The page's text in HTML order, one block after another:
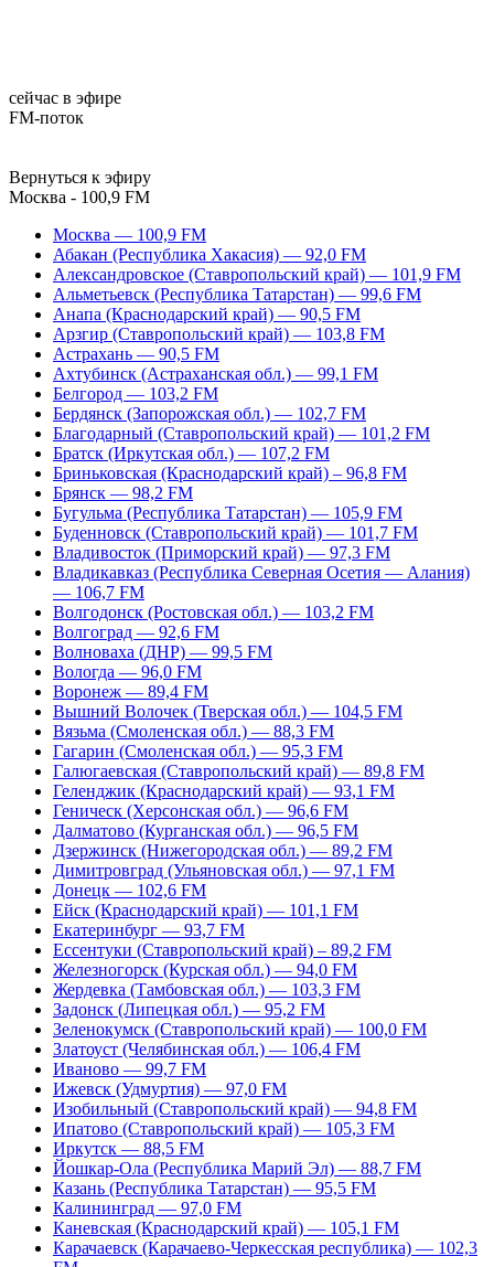
сейчас в эфире
FM-поток
Вернуться к эфиру
Москва - 100,9 FM
Москва — 100,9 FM
Абакан (Республика Хакасия) — 92,0 FM
Александровское (Ставропольский край) — 101,9 FM
Альметьевск (Республика Татарстан) — 99,6 FM
Анапа (Краснодарский край) — 90,5 FM
Арзгир (Ставропольский край) — 103,8 FM
Астрахань — 90,5 FM
Ахтубинск (Астраханская обл.) — 99,1 FM
Белгород — 103,2 FM
Бердянск (Запорожская обл.) — 102,7 FM
Благодарный (Ставропольский край) — 101,2 FM
Братск (Иркутская обл.) — 107,2 FM
Бриньковская (Краснодарский край) – 96,8 FM
Брянск — 98,2 FM
Бугульма (Республика Татарстан) — 105,9 FM
Буденновск (Ставропольский край) — 101,7 FM
Владивосток (Приморский край) — 97,3 FM
Владикавказ (Республика Северная Осетия — Алания)
— 106,7 FM
Волгодонск (Ростовская обл.) — 103,2 FM
Волгоград — 92,6 FM
Волноваха (ДНР) — 99,5 FM
Вологда — 96,0 FM
Воронеж — 89,4 FM
Вышний Волочек (Тверская обл.) — 104,5 FM
Вязьма (Смоленская обл.) — 88,3 FM
Гагарин (Смоленская обл.) — 95,3 FM
Галюгаевская (Ставропольский край) — 89,8 FM
Геленджик (Краснодарский край) — 93,1 FM
Геническ (Херсонская обл.) — 96,6 FM
Далматово (Курганская обл.) — 96,5 FM
Дзержинск (Нижегородская обл.) — 89,2 FM
Димитровград (Ульяновская обл.) — 97,1 FM
Донецк — 102,6 FM
Ейск (Краснодарский край) — 101,1 FM
Екатеринбург — 93,7 FM
Ессентуки (Ставропольский край) – 89,2 FM
Железногорск (Курская обл.) — 94,0 FM
Жердевка (Тамбовская обл.) — 103,3 FM
Задонск (Липецкая обл.) — 95,2 FM
Зеленокумск (Ставропольский край) — 100,0 FM
Златоуст (Челябинская обл.) — 106,4 FM
Иваново — 99,7 FM
Ижевск (Удмуртия) — 97,0 FM
Изобильный (Ставропольский край) — 94,8 FM
Ипатово (Ставропольский край) — 105,3 FM
Иркутск — 88,5 FM
Йошкар-Ола (Республика Марий Эл) — 88,7 FM
Казань (Республика Татарстан) — 95,5 FM
Калининград — 97,0 FM
Каневская (Краснодарский край) — 105,1 FM
Карачаевск (Карачаево-Черкесская республика) — 102,3